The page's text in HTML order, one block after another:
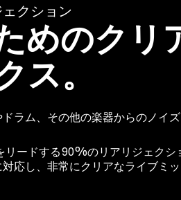
クション
めのクリ
ス。
ラム、その他の楽器からのノイ
ードする90%のリアリジェクシ
応し、非常にクリアなライブミッ